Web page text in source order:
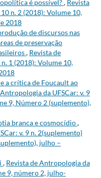
é possível?, Revista
n. 2 (2018): Volume 10,
2018
de discursos nas
de preservação
, Revista de
1 (2018): Volume 10,
a crítica de Foucault ao
da UFSCar: v. 9
9, Número 2 (suplemento),
branca e cosmocídio,
v. 9 n. 2(suplemento)
julho –
, Revista de Antropologia da
9, número 2, julho-